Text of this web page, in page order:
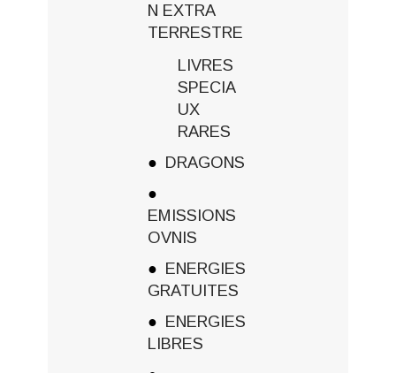
N EXTRA
TERRESTRE
LIVRES
SPECIA
UX
RARES
DRAGONS
EMISSIONS
OVNIS
ENERGIES
GRATUITES
ENERGIES
LIBRES